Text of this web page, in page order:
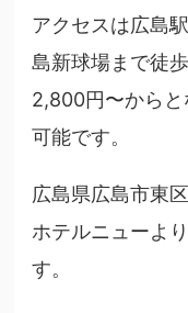
アクセスは広島
島新球場まで徒
2,800円〜からと
可能です。
広島県広島市東
ホテルニューよ
す。